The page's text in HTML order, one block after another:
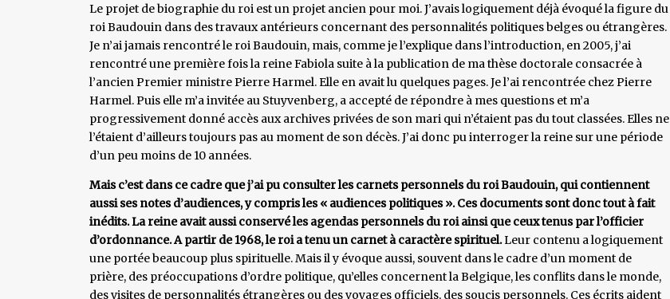
Le projet de biographie du roi est un projet ancien pour moi. J’avais logiquement déjà évoqué la figure du
roi Baudouin dans des travaux antérieurs concernant des personnalités politiques belges ou étrangères.
Je n’ai jamais rencontré le roi Baudouin, mais, comme je l’explique dans l’introduction, en 2005, j’ai
rencontré une première fois la reine Fabiola suite à la publication de ma thèse doctorale consacrée à
l’ancien Premier ministre Pierre Harmel. Elle en avait lu quelques pages. Je l’ai rencontrée chez Pierre
Harmel. Puis elle m’a invitée au Stuyvenberg, a accepté de répondre à mes questions et m’a
progressivement donné accès aux archives privées de son mari qui n’étaient pas du tout classées. Elles ne
l’étaient d’ailleurs toujours pas au moment de son décès. J’ai donc pu interroger la reine sur une période
d’un peu moins de 10 années.
Mais c’est dans ce cadre que j’ai pu consulter les carnets personnels du roi Baudouin, qui contiennent
aussi ses notes d’audiences, y compris les « audiences politiques ». Ces documents sont donc tout à fait
inédits. La reine avait aussi conservé les agendas personnels du roi ainsi que ceux tenus par l’officier
d’ordonnance. A partir de 1968, le roi a tenu un carnet à caractère spirituel.Leur contenu a logiquement
une portée beaucoup plus spirituelle. Mais il y évoque aussi, souvent dans le cadre d’un moment de
prière, des préoccupations d’ordre politique, qu’elles concernent la Belgique, les conflits dans le monde,
des visites de personnalités étrangères ou des voyages officiels, des soucis personnels. Ces écrits aident